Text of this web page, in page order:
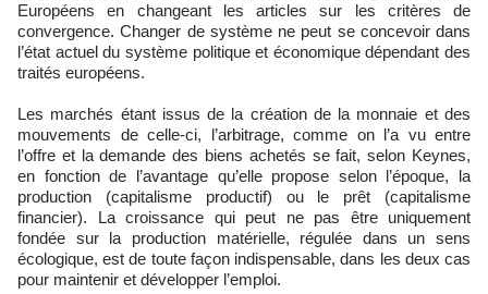
Européens en changeant les articles sur les critères de
convergence. Changer de système ne peut se concevoir dans
l’état actuel du système politique et économique dépendant des
traités européens.
Les marchés étant issus de la création de la monnaie et des
mouvements de celle-ci, l’arbitrage, comme on l’a vu entre
l’offre et la demande des biens achetés se fait, selon Keynes,
en fonction de l’avantage qu’elle propose selon l’époque, la
production (capitalisme productif) ou le prêt (capitalisme
financier). La croissance qui peut ne pas être uniquement
fondée sur la production matérielle, régulée dans un sens
écologique, est de toute façon indispensable, dans les deux cas
pour maintenir et développer l’emploi.